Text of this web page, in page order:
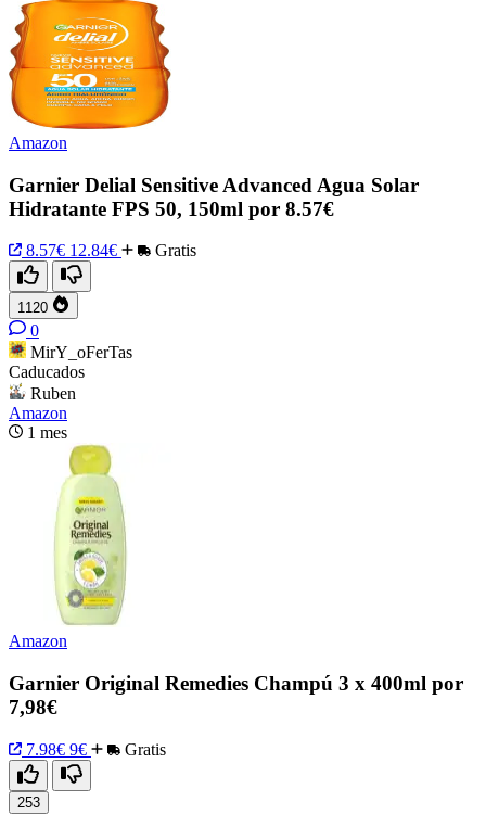
Amazon
Garnier Delial Sensitive Advanced Agua Solar
Hidratante FPS 50, 150ml por 8.57€
8.57€ 12.84€ Gratis
1120
0
MirY_oFerTas
Caducados
Ruben
Amazon
1 mes
Amazon
Garnier Original Remedies Champú 3 x 400ml por
7,98€
7.98€ 9€ Gratis
253